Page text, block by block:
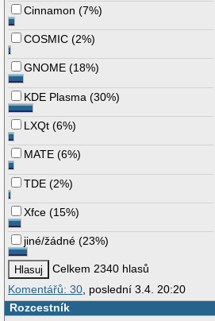
Cinnamon (7%)
COSMIC (2%)
GNOME (18%)
KDE Plasma (30%)
LXQt (6%)
MATE (6%)
TDE (2%)
Xfce (15%)
jiné/žádné (23%)
Celkem 2340 hlasů
Komentářů: 30 , poslední 3.4. 20:20
Rozcestník